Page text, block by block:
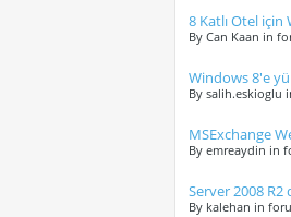
8 Katlı Otel için
By Can Kaan in
Windows 8'e
By salih.eskioglu
MSExchange
By emreaydin in
Server 2008 R2
By kalehan in